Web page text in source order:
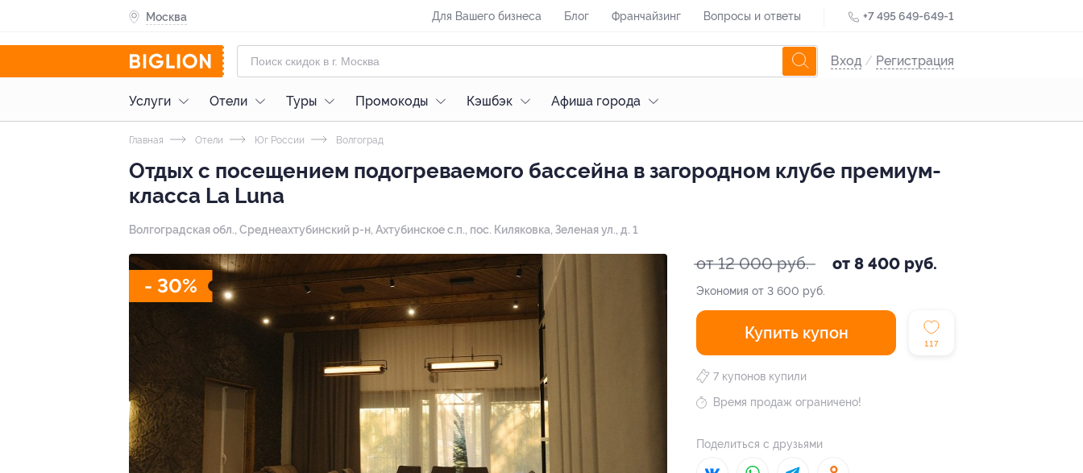
Москва Для Вашего бизнеса Блог Франчайзинг Вопросы и ответы +7 495 649-649-1
Вход / Регистрация
Услуги Отели Туры Промокоды Кэшбэк Афиша города
Главная Отели Юг России Волгоград
Отдых с посещением подогреваемого бассейна в загородном клубе премиум-
класса La Luna
Волгоградская обл., Среднеахтубинский р-н, Ахтубинское с.п., пос. Киляковка, Зеленая ул., д. 1
- 30%
от 12 000 руб. от 8 400 руб.
Экономия от 3 600 руб.
Купить купон
117
7 купонов купили
Время продаж ограничено!
Поделиться с друзьями